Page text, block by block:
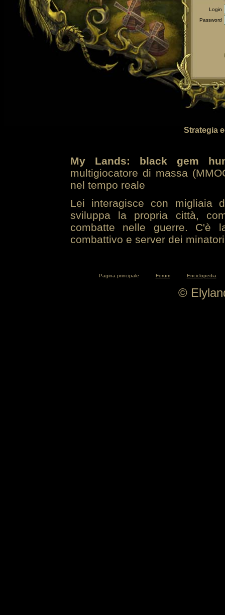
Login
Password
Strategia
My Lands: black gem
multigiocatore di massa
nel tempo reale
Lei interagisce con migliaia
sviluppa la propria città,
combatte nelle guerre. C'è
combattivo e server dei
Pagina principale Forum Enciclopedia
©